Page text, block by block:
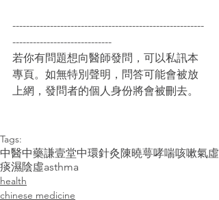
--------------------------------------------------------
-----------------------------
若你有問題想向醫師發問，可以私訊本
專頁。如無特別聲明，問答可能會被放
上網，發問者的個人身份將會被刪去。
Tags:
中醫中藥謙壹堂中環針灸陳曉萼哮喘咳嗽氣虛
痰濕陰虛asthma
health
chinese medicine